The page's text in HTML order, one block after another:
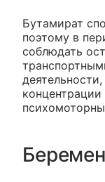
Бутамират
поэтому в
соблюдать